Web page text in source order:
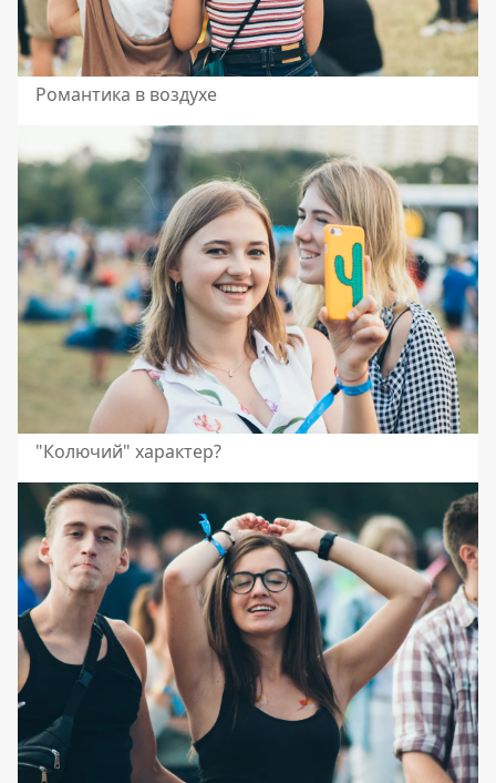
Романтика в воздухе
"Колючий" характер?